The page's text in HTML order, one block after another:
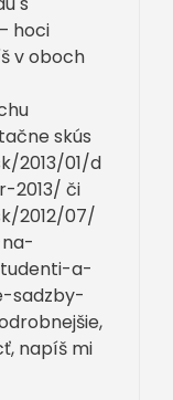
hoci
v oboch
skús
2013/01/d
2013/ či
2012/07/
a-
sadzby-
napíš mi